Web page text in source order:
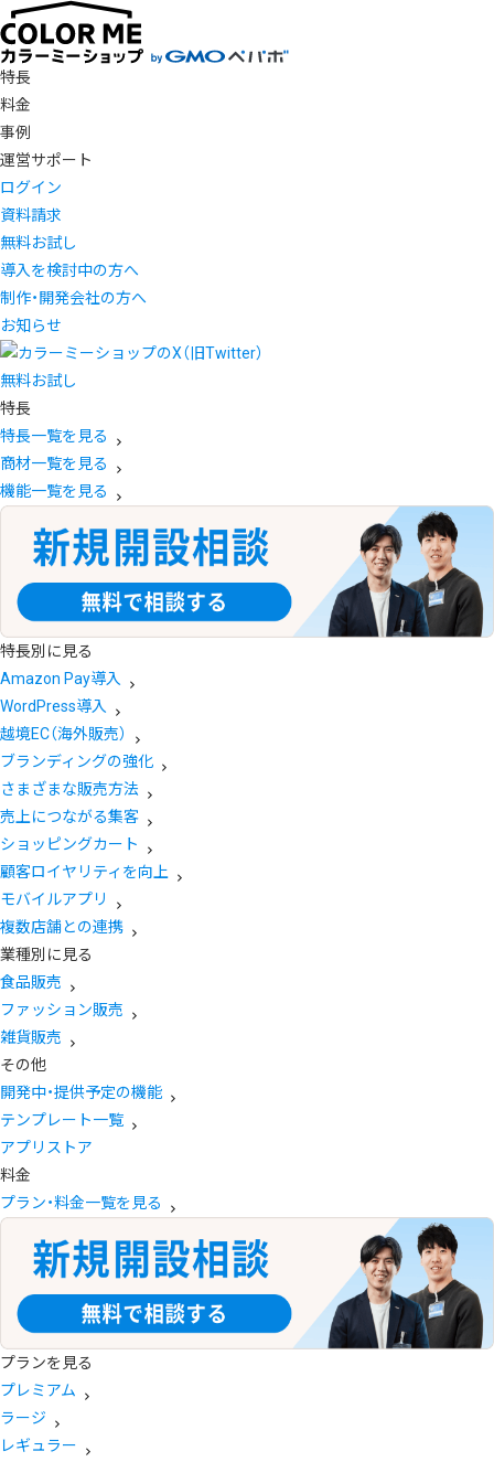
特長
料金
事例
運営サポート
ログイン
資料請求
無料お試し
導入を検討中の方へ
制作・開発会社の方へ
お知らせ
無料お試し
特長
特長一覧を見る
商材一覧を見る
機能一覧を見る
特長別に見る
Amazon Pay導入
WordPress導入
越境EC（海外販売）
ブランディングの強化
さまざまな販売方法
売上につながる集客
ショッピングカート
顧客ロイヤリティを向上
モバイルアプリ
複数店舗との連携
業種別に見る
食品販売
ファッション販売
雑貨販売
その他
開発中・提供予定の機能
テンプレート一覧
アプリストア
料金
プラン・料金一覧を見る
プランを見る
プレミアム
ラージ
レギュラー